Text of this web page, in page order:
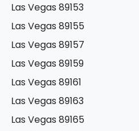
Las Vegas 89153
Las Vegas 89155
Las Vegas 89157
Las Vegas 89159
Las Vegas 89161
Las Vegas 89163
Las Vegas 89165